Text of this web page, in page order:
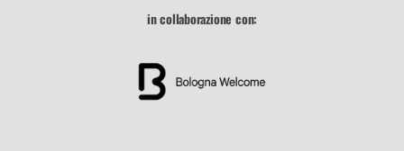
in collaborazione con: